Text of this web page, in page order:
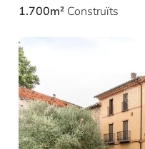
1.700m² Construïts